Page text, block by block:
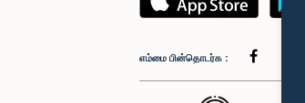
எம்மை பின்தொடர்க :